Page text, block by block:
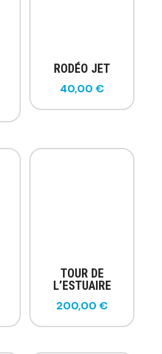
RODÉO JET
40,00€
TOUR DE
L’ESTUAIRE
200,00€